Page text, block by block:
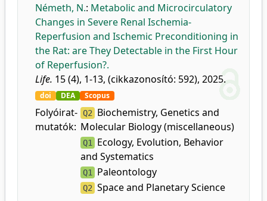
Németh, N.: Metabolic and Microcirculatory
Changes in Severe Renal Ischemia-
Reperfusion and Ischemic Preconditioning in
the Rat: are They Detectable in the First Hour
of Reperfusion?.
Life. 15 (4), 1-13, (cikkazonosító: 592), 2025.
doi DEA Scopus
Folyóirat-
mutatók:
Q2 Biochemistry, Genetics and
Molecular Biology (miscellaneous)
Q1 Ecology, Evolution, Behavior
and Systematics
Q1 Paleontology
Q2 Space and Planetary Science